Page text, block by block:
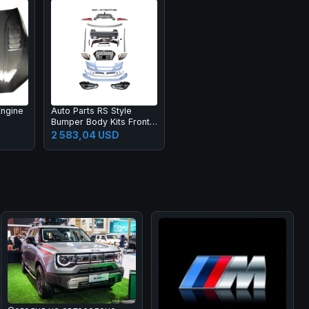
Auto Parts RS Style
Bumper Body Kits Front
Lip Diffuser Side Skirts
Headlights Taillights
2 583,04 USD